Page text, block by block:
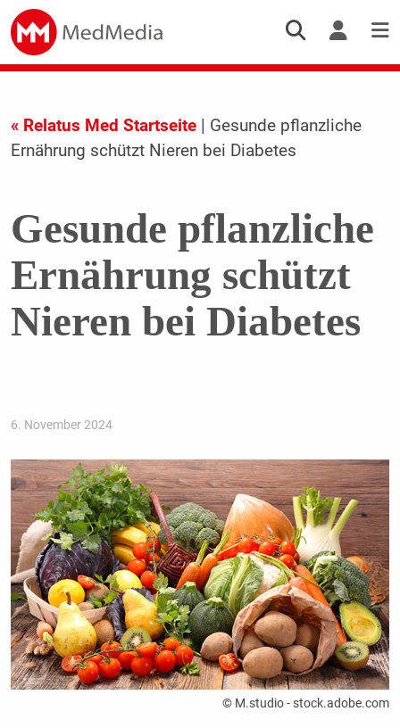
« Relatus Med Startseite| Gesunde pflanzliche
Ernährung schützt Nieren bei Diabetes
Gesunde pflanzliche
Ernährung schützt
Nieren bei Diabetes
6. November 2024
© M.studio - stock.adobe.com